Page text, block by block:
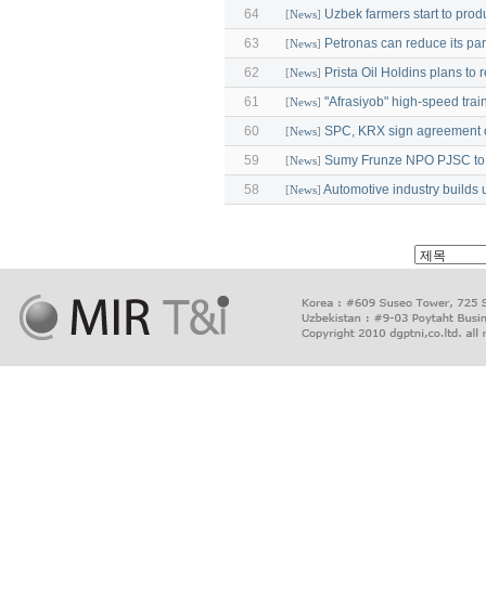
64
[News] Uzbek farmers start to
63
[News]
Petronas can reduce its
62
[News]
Prista Oil Holdins plans to
61
[News] "Afrasiyob" high-speed
60
[News] SPC, KRX sign
59
[News] Sumy Frunze NPO PJSC
58
[News] Automotive industry builds
장
마
사
출